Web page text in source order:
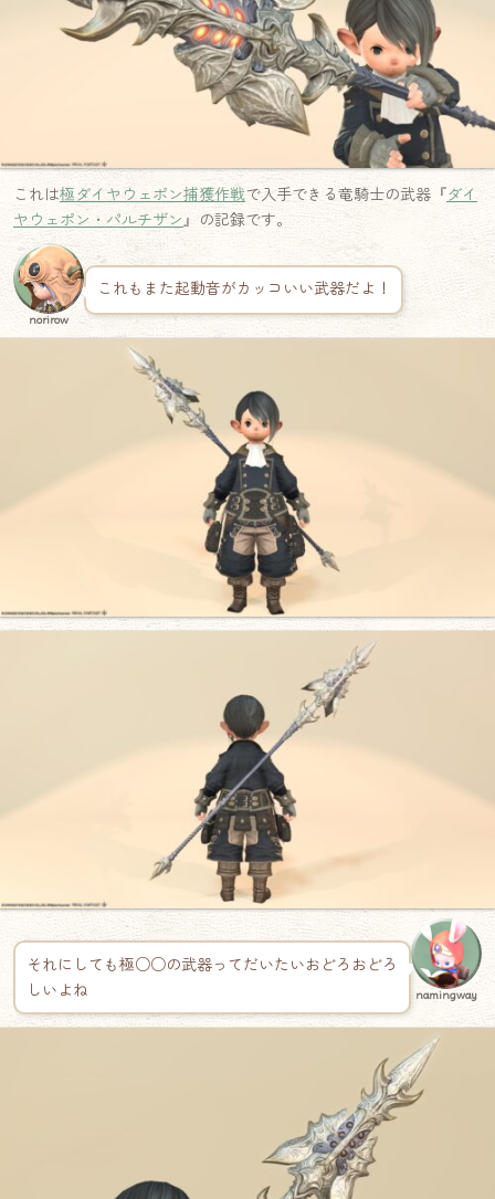
これは極ダイヤウェポン捕獲作戦で入手できる竜騎士の武器『ダイ
ヤウェポン・パルチザン』の記録です。
norirow
これもまた起動音がカッコいい武器だよ！
それにしても極○○の武器ってだいたいおどろおどろ
しいよね
namingway